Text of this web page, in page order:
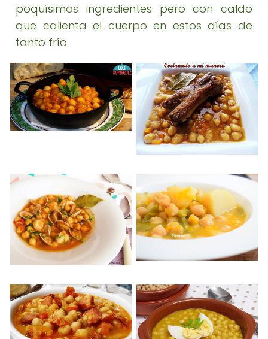
poquísimos ingredientes pero con caldo
que calienta el cuerpo en estos días de
tanto frío.